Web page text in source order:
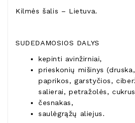
Kilmės šalis – Lietuva.
SUDEDAMOSIOS DALYS
kepinti avinžirniai,
prieskonių mišinys
paprikos, garstyčios,
salierai, petražolės,
česnakas,
saulėgrąžų aliejus.